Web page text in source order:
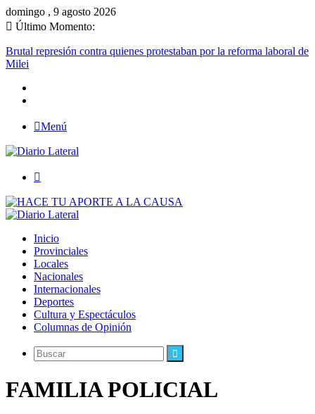
domingo , 9 agosto 2026
Último Momento:
Brutal represión contra quienes protestaban por la reforma laboral de
Milei
Menú
Inicio
Provinciales
Locales
Nacionales
Internacionales
Deportes
Cultura y Espectáculos
Columnas de Opinión
Buscar
FAMILIA POLICIAL